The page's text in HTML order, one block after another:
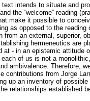
intends to situate and
the “welcome” reading
make it possible to
as opposed to the
an external, superior,
hermeneutics are
- in an epistemic attitude
of us is not a
ambivalence. Therefore,
from Jorge
up an inventory of
relationships established